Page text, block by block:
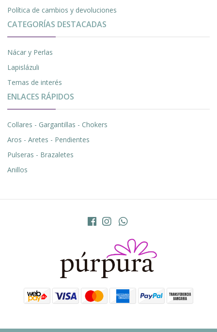
Política de cambios y devoluciones
CATEGORÍAS DESTACADAS
Nácar y Perlas
Lapislázuli
Temas de interés
ENLACES RÁPIDOS
Collares - Gargantillas - Chokers
Aros - Aretes - Pendientes
Pulseras - Brazaletes
Anillos